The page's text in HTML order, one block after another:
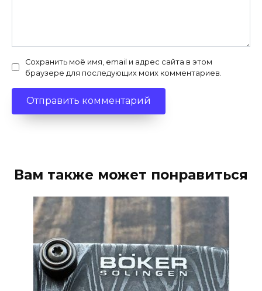
Сохранить моё имя, email и адрес сайта в этом
браузере для последующих моих комментариев.
Вам также может понравиться